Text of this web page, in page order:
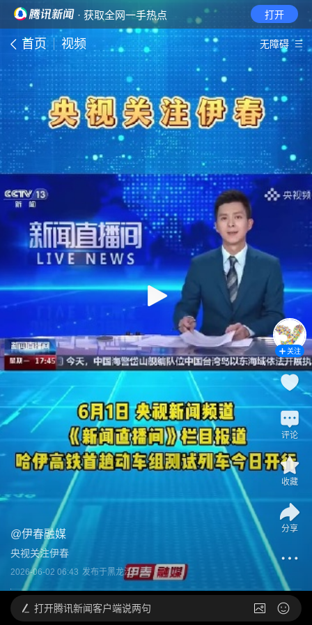
· 获取全网一手热点 打开
首页 视频 无障碍
@伊春融媒
央视关注伊春
2026-06-02 06:43 发布于黑龙江
关注
评论
收藏
分享
打开腾讯新闻客户端说两句